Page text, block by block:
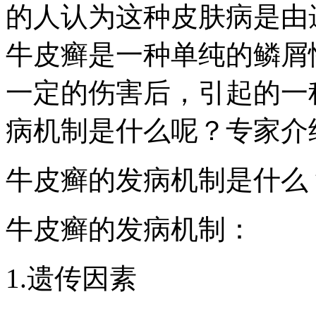
的人认为这种皮肤病是
牛皮癣是一种单纯的鳞
一定的伤害后，引起的
病机制是什么呢？专家介
牛皮癣的发病机制是什么
牛皮癣的发病机制：
1.遗传因素